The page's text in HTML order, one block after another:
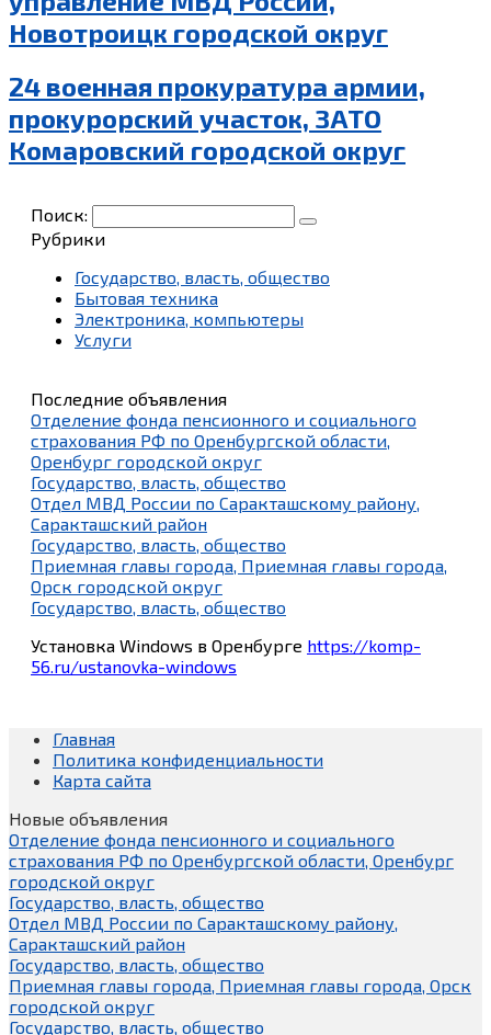
Новотроицк городской округ
24 военная прокуратура армии,
прокурорский участок, ЗАТО
Комаровский городской округ
Поиск:
Рубрики
Государство, власть, общество
Бытовая техника
Электроника, компьютеры
Услуги
Последние объявления
Отделение фонда пенсионного и социального
страхования РФ по Оренбургской области,
Оренбург городской округ
Государство, власть, общество
Отдел МВД России по Саракташскому району,
Саракташский район
Государство, власть, общество
Приемная главы города, Приемная главы города,
Орск городской округ
Государство, власть, общество
Установка Windows в Оренбурге https://komp-
56.ru/ustanovka-windows
Главная
Политика конфиденциальности
Карта сайта
Новые объявления
Отделение фонда пенсионного и социального
страхования РФ по Оренбургской области, Оренбург
городской округ
Государство, власть, общество
Отдел МВД России по Саракташскому району,
Саракташский район
Государство, власть, общество
Приемная главы города, Приемная главы города, Орск
городской округ
Государство, власть, общество